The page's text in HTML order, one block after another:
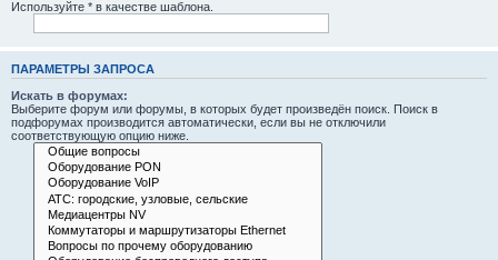
Используйте * в качестве шаблона.
ПАРАМЕТРЫ ЗАПРОСА
Искать в форумах:
Выберите форум или форумы, в которых будет произведён поиск. Поиск в
подфорумах производится автоматически, если вы не отключили
соответствующую опцию ниже.